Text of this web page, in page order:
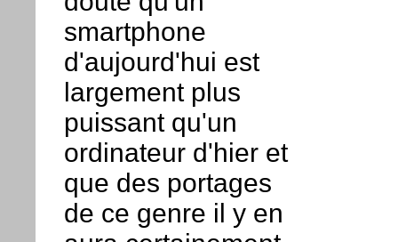
smartphone
d'aujourd'hui est
largement plus
puissant qu'un
ordinateur d'hier et
que des portages
de ce genre il y en